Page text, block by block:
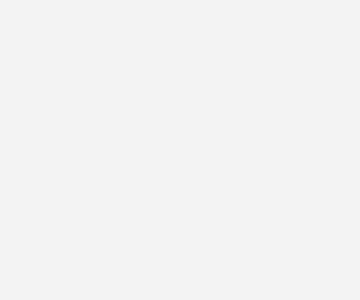
Ruud Pijnappel na